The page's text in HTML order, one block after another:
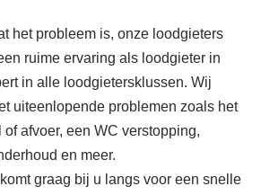
het probleem is, onze loodgieters
ruime ervaring als loodgieter in
in alle loodgietersklussen. Wij
uiteenlopende problemen zoals het
afvoer, een WC verstopping,
en meer.
graag bij u langs voor een snelle